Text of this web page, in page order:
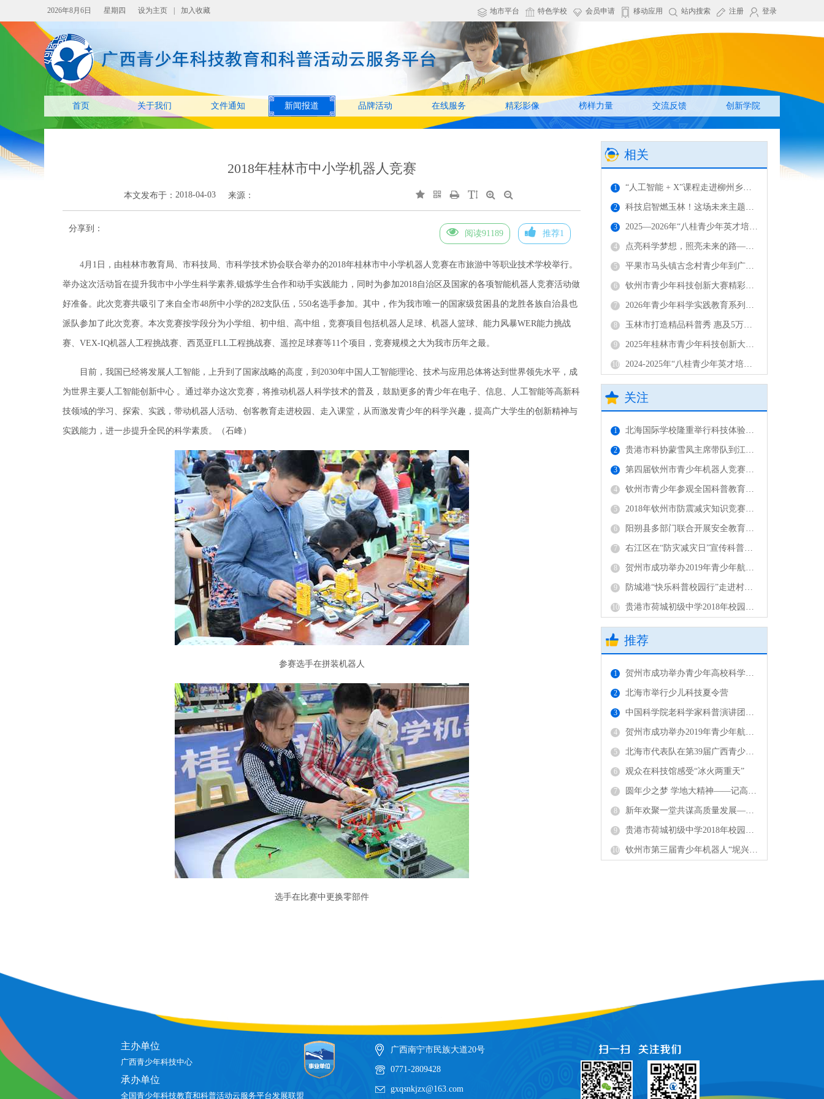
2026年8月6日 星期四 设为主页 加入收藏 地市平台 特色学校 会员申请 移动应用 站内搜索 注册 登录
首页 关于我们 文件通知 新闻报道 品牌活动 在线服务 精彩影像 榜样力量 交流反馈 创新学院
2018年桂林市中小学机器人竞赛
本文发布于： 2018-04-03 来源：
分享到：
阅读91189 推荐1
4月1日，由桂林市教育局、市科技局、市科学技术协会联合举办的2018年桂林市中小学机器人竞赛在市旅游中等职业技术学校举行。
举办这次活动旨在提升我市中小学生科学素养,锻炼学生合作和动手实践能力，同时为参加2018自治区及国家的各项智能机器人竞赛活动做
好准备。此次竞赛共吸引了来自全市48所中小学的282支队伍，550名选手参加。其中，作为我市唯一的国家级贫困县的龙胜各族自治县也
派队参加了此次竞赛。本次竞赛按学段分为小学组、初中组、高中组，竞赛项目包括机器人足球、机器人篮球、能力风暴WER能力挑战
赛、VEX-IQ机器人工程挑战赛、西觅亚FLL工程挑战赛、遥控足球赛等11个项目，竞赛规模之大为我市历年之最。
目前，我国已经将发展人工智能，上升到了国家战略的高度，到2030年中国人工智能理论、技术与应用总体将达到世界领先水平，成
为世界主要人工智能创新中心 。通过举办这次竞赛，将推动机器人科学技术的普及，鼓励更多的青少年在电子、信息、人工智能等高新科
技领域的学习、探索、实践，带动机器人活动、创客教育走进校园、走入课堂，从而激发青少年的科学兴趣，提高广大学生的创新精神与
实践能力，进一步提升全民的科学素质。（石峰）
参赛选手在拼装机器人
选手在比赛中更换零部件
相关
1 “人工智能 + X”课程走进柳州乡村学校 赋能青少年成长
2 科技启智燃玉林！这场未来主题沙龙，见证少年科创高光时刻
3 2025—2026年“八桂青少年英才培养计划”（柳州）师生见面会圆满举行
4 点亮科学梦想，照亮未来的路——桂林市在全区率先启动青少年英才培养计划
5 平果市马头镇古念村青少年到广西科技馆开展研学活动
6 钦州市青少年科技创新大赛精彩收官，未来“科学家”在这里崭露头角
7 2026年青少年科学实践教育系列活动——中小学人工智能通识教育冬令营圆满收官
8 玉林市打造精品科普秀 惠及5万余人次
9 2025年桂林市青少年科技创新大赛终评活动成功举办
10 2024-2025年“八桂青少年英才培养计划”（柳州）评议活动圆满收官
关注
1 北海国际学校隆重举行科技体验馆开馆暨“广西中小学生发明创造示范单位”授牌仪式
2 贵港市科协蒙雪凤主席带队到江南中学开展科普中国校园e站建设调研
3 第四届钦州市青少年机器人竞赛落幕 市赛提档升级
4 钦州市青少年参观全国科普教育基地 传承坭兴陶文化
5 2018年钦州市防震减灾知识竞赛成功举办
6 阳朔县多部门联合开展安全教育活动
7 右江区在“防灾减灾日”宣传科普知识
8 贺州市成功举办2019年青少年航模比赛
9 防城港“快乐科普校园行”走进村级完小
10 贵港市荷城初级中学2018年校园科技运动会成功举办
推荐
1 贺州市成功举办青少年高校科学营广西（贺州）营暨科技大咖“面对面”活动
2 北海市举行少儿科技夏令营
3 中国科学院老科学家科普演讲团在柳开讲！
4 贺州市成功举办2019年青少年航模比赛
5 北海市代表队在第39届广西青少年科技创新大赛中获奖总数位居全区第二
6 观众在科技馆感受“冰火两重天”
7 圆年少之梦 学地大精神——记高校科学营中国地质大学之旅
8 新年欢聚一堂共谋高质量发展——参加2019年广西科技工作者迎春座谈会有感
9 贵港市荷城初级中学2018年校园科技运动会成功举办
10 钦州市第三届青少年机器人“坭兴传奇”项目竞赛成功举办
主办单位
广西青少年科技中心
承办单位
全国青少年科技教育和科普活动云服务平台发展联盟
广西南宁市民族大道20号
0771-2809428
gxqsnkjzx@163.com